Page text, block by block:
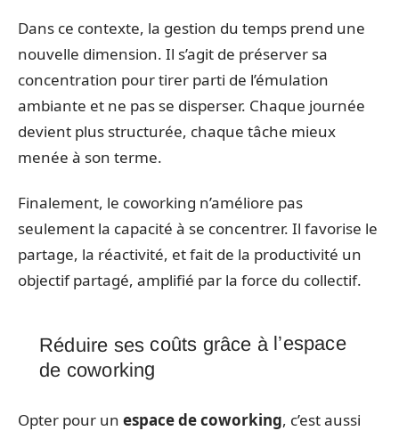
Dans ce contexte, la gestion du temps prend une
nouvelle dimension. Il s’agit de préserver sa
concentration pour tirer parti de l’émulation
ambiante et ne pas se disperser. Chaque journée
devient plus structurée, chaque tâche mieux
menée à son terme.
Finalement, le coworking n’améliore pas
seulement la capacité à se concentrer. Il favorise le
partage, la réactivité, et fait de la productivité un
objectif partagé, amplifié par la force du collectif.
Réduire ses coûts grâce à l’espace
de coworking
Opter pour un espace de coworking, c’est aussi